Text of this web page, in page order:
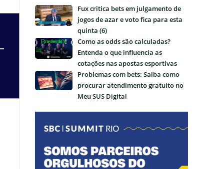
restrições
Fux critica bets em julgamento de
jogos de azar e voto fica para esta
quinta (6)
Como as odds são calculadas?
Entenda o que influencia as
cotações nas apostas esportivas
Problemas com bets: Saiba como
procurar atendimento gratuito no
Meu SUS Digital